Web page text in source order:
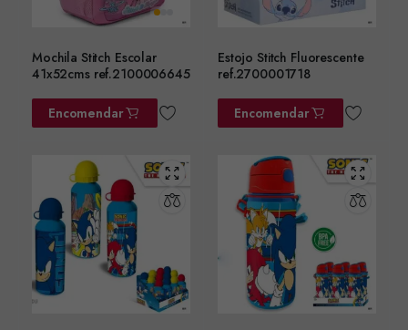
Mochila Stitch Escolar
41x52cms ref.2100006645
Encomendar
Estojo Stitch Fluorescente
ref.2700001718
Encomendar